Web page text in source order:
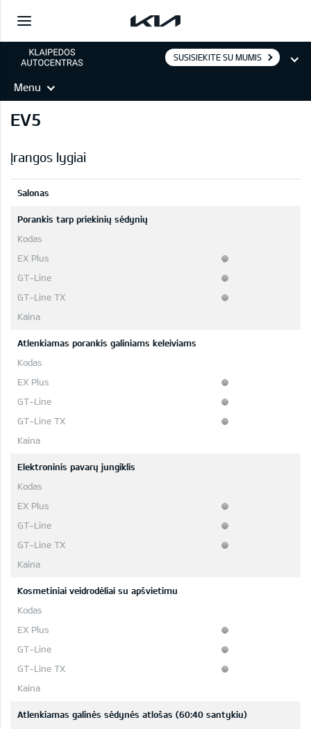
SUSISIEKITE SU MUMIS
Menu
EV5
Įrangos lygiai
Salonas
Porankis tarp priekinių sėdynių
Atlenkiamas porankis galiniams keleiviams
Elektroninis pavarų jungiklis
Kosmetiniai veidrodėliai su apšvietimu
Atlenkiamas galinės sėdynės atlošas (60:40 santykiu)